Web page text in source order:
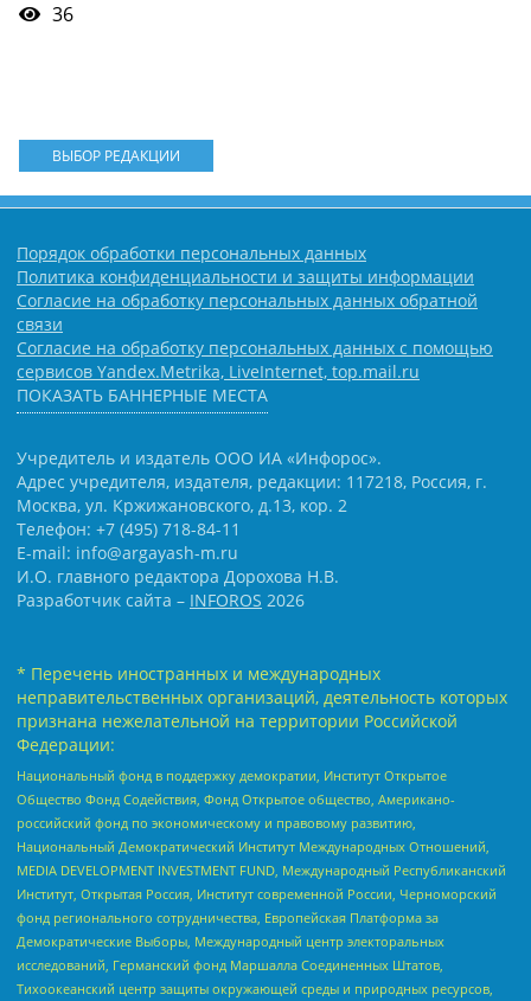
36
ВЫБОР РЕДАКЦИИ
Порядок обработки персональных данных
Политика конфиденциальности и защиты информации
Согласие на обработку персональных данных обратной
связи
Согласие на обработку персональных данных с помощью
сервисов Yandex.Metrika, LiveInternet, top.mail.ru
ПОКАЗАТЬ БАННЕРНЫЕ МЕСТА
Учредитель и издатель ООО ИА «Инфорос».
Адрес учредителя, издателя, редакции: 117218, Россия, г.
Москва, ул. Кржижановского, д.13, кор. 2
Телефон: +7 (495) 718-84-11
E-mail: info@argayash-m.ru
И.О. главного редактора Дорохова Н.В.
Разработчик сайта – INFOROS 2026
* Перечень иностранных и международных
неправительственных организаций, деятельность которых
признана нежелательной на территории Российской
Федерации:
Национальный фонд в поддержку демократии, Институт Открытое
Общество Фонд Содействия, Фонд Открытое общество, Американо-
российский фонд по экономическому и правовому развитию,
Национальный Демократический Институт Международных Отношений,
MEDIA DEVELOPMENT INVESTMENT FUND, Международный Республиканский
Институт, Открытая Россия, Институт современной России, Черноморский
фонд регионального сотрудничества, Европейская Платформа за
Демократические Выборы, Международный центр электоральных
исследований, Германский фонд Маршалла Соединенных Штатов,
Тихоокеанский центр защиты окружающей среды и природных ресурсов,